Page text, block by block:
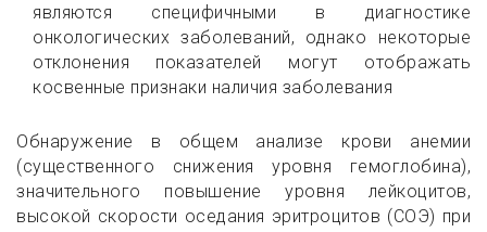
являются специфичными в диагностике
онкологических заболеваний, однако некоторые
отклонения показателей могут отображать
косвенные признаки наличия заболевания
Обнаружение в общем анализе крови анемии
(существенного снижения уровня гемоглобина),
значительного повышение уровня лейкоцитов,
высокой скорости оседания эритроцитов (СОЭ) при